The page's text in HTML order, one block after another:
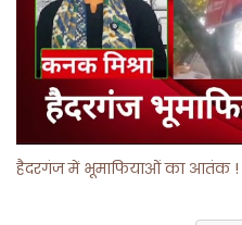
हैदरगंज में भूमाफियाओं का आतंक